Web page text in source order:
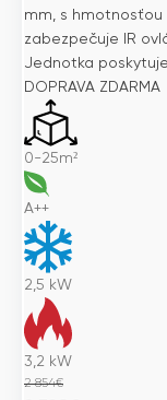
mm, s hmotnosťou
zabezpečuje IR
Jednotka
DOPRAVA ZDARMA
0-25m²
A++
2,5 kW
3,2 kW
2 854€